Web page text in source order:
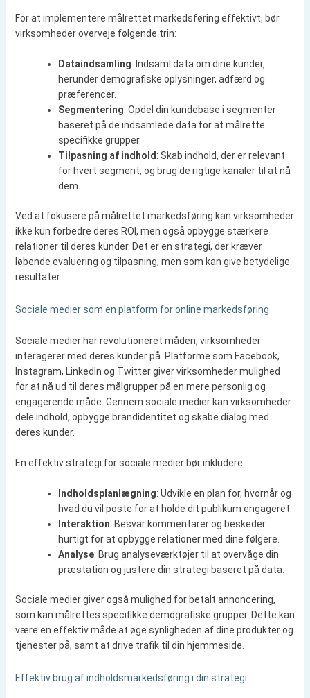
For at implementere målrettet markedsføring effektivt, bør
virksomheder overveje følgende trin:
Dataindsamling: Indsaml data om dine kunder,
herunder demografiske oplysninger, adfærd og
præferencer.
Segmentering: Opdel din kundebase i segmenter
baseret på de indsamlede data for at målrette
specifikke grupper.
Tilpasning af indhold : Skab indhold, der er relevant
for hvert segment, og brug de rigtige kanaler til at nå
dem.
Ved at fokusere på målrettet markedsføring kan virksomheder
ikke kun forbedre deres ROI, men også opbygge stærkere
relationer til deres kunder. Det er en strategi, der kræver
løbende evaluering og tilpasning, men som kan give betydelige
resultater.
Sociale medier som en platform for online markedsføring
Sociale medier har revolutioneret måden, virksomheder
interagerer med deres kunder på. Platforme som Facebook,
Instagram, LinkedIn og Twitter giver virksomheder mulighed
for at nå ud til deres målgrupper på en mere personlig og
engagerende måde. Gennem sociale medier kan virksomheder
dele indhold, opbygge brandidentitet og skabe dialog med
deres kunder.
En effektiv strategi for sociale medier bør inkludere:
Indholdsplanlægning: Udvikle en plan for, hvornår og
hvad du vil poste for at holde dit publikum engageret.
Interaktion: Besvar kommentarer og beskeder
hurtigt for at opbygge relationer med dine følgere.
Analyse: Brug analyseværktøjer til at overvåge din
præstation og justere din strategi baseret på data.
Sociale medier giver også mulighed for betalt annoncering,
som kan målrettes specifikke demografiske grupper. Dette kan
være en effektiv måde at øge synligheden af dine produkter og
tjenester på, samt at drive trafik til din hjemmeside.
Effektiv brug af indholdsmarkedsføring i din strategi